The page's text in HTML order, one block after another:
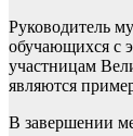
Руководитель
обучающихся с
участницам
являются
В завершении